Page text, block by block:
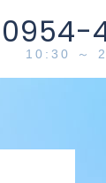
0954-
10:30 ～